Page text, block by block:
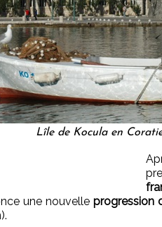
Lîle de Kocula en
une nouvelle progression